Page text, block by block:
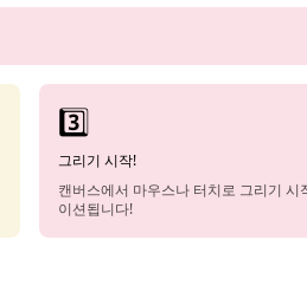
3️⃣
그리기 시작!
캔버스에서 마우스나 터치로 그리기
이션됩니다!